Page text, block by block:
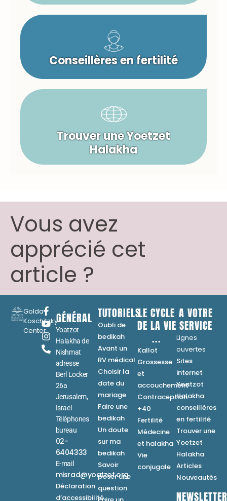
Conseillères en fertilité
Trouver une Yoetzet
Halakha
Vous avez
apprécié cet
article ?
Golda
Koschitzky
Center
GÉNÉRAL
Yoatzot
Halakha de
Nishmat
adresse
Berl Locker
26a
Jerusalem,
Israel
Téléphones
bureau
02-
6404333
E-mail
misrad@yoatzot.org
Déclaration
d’accessibilité
TUTORIELS
Oubli de
bedikah
Avant un
RV médical
Choisir la
date du
mariage
Faire une
bedikah
Un doute
sur ma
bedikah
Savoir
poser une
question
LE CYCLE
DE LA VIE
...
Kallot
Grossesse
et
accouchement
Contraception
+40
Fertilité
Médecine
et halakha
Vie
conjugale
A VOTRE
SERVICE
Lignes
ouvertes
Sites
internet
Yoatzot
Halakha
conseillères
en fertilité
Trouver une
Yoetzet
Halakha
Articles
Nouveautés